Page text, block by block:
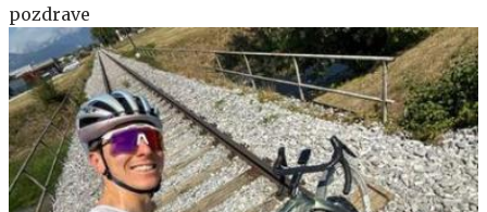
pozdrave